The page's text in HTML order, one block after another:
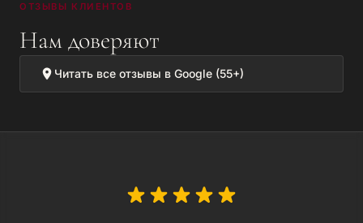
ОТЗЫВЫ КЛИЕНТОВ
Нам доверяют
Читать все отзывы в Google (55+)